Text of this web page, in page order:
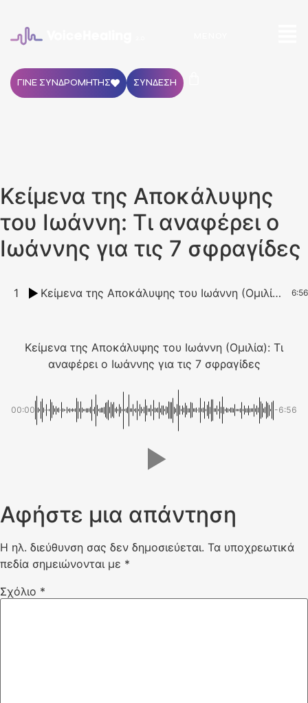
ΓΙΝΕ ΣΥΝΔΡΟΜΗΤΗΣ ΣΥΝΔΕΣΗ
Κείμενα της Αποκάλυψης
του Ιωάννη: Τι αναφέρει ο
Ιωάννης για τις 7 σφραγίδες
1 Κείμενα της Αποκάλυψης του Ιωάννη (Ομιλία): Τι αναφέρει ο Ιωάννης για τις 7 σφραγίδες 6:56
Κείμενα της Αποκάλυψης του Ιωάννη (Ομιλία): Τι
αναφέρει ο Ιωάννης για τις 7 σφραγίδες
00:00 -6:56
Αφήστε μια απάντηση
Η ηλ. διεύθυνση σας δεν δημοσιεύεται. Τα υποχρεωτικά
πεδία σημειώνονται με *
Σχόλιο *